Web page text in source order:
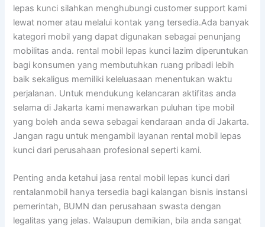
lepas kunci silahkan menghubungi customer support kami
lewat nomer atau melalui kontak yang tersedia.Ada banyak
kategori mobil yang dapat digunakan sebagai penunjang
mobilitas anda. rental mobil lepas kunci lazim diperuntukan
bagi konsumen yang membutuhkan ruang pribadi lebih
baik sekaligus memiliki keleluasaan menentukan waktu
perjalanan. Untuk mendukung kelancaran aktifitas anda
selama di Jakarta kami menawarkan puluhan tipe mobil
yang boleh anda sewa sebagai kendaraan anda di Jakarta.
Jangan ragu untuk mengambil layanan rental mobil lepas
kunci dari perusahaan profesional seperti kami.
Penting anda ketahui jasa rental mobil lepas kunci dari
rentalanmobil hanya tersedia bagi kalangan bisnis instansi
pemerintah, BUMN dan perusahaan swasta dengan
legalitas yang jelas. Walaupun demikian, bila anda sangat